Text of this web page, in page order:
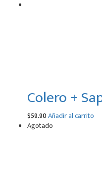
Colero +
$59.90Añadir al carrito
Agotado